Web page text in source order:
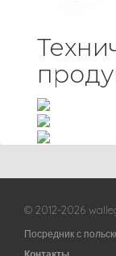
© 2012-2026
Посредник с